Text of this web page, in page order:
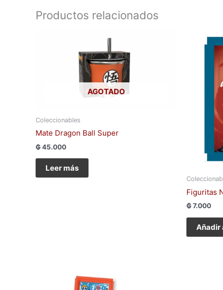
Productos relacionados
AGOTADO
Coleccionables
Mate Dragon Ball Super
₲45.000
Leer más
Figuritas
₲7.000
Añadir